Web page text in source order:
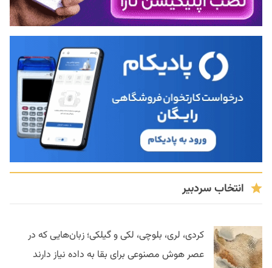
انتخاب سردبیر
کردی، لری، بلوچی، لکی و گیلکی؛ زبان‌هایی که در
عصر هوش مصنوعی برای بقا به داده نیاز دارند